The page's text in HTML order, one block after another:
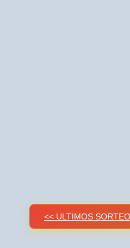
<< ULTIMOS